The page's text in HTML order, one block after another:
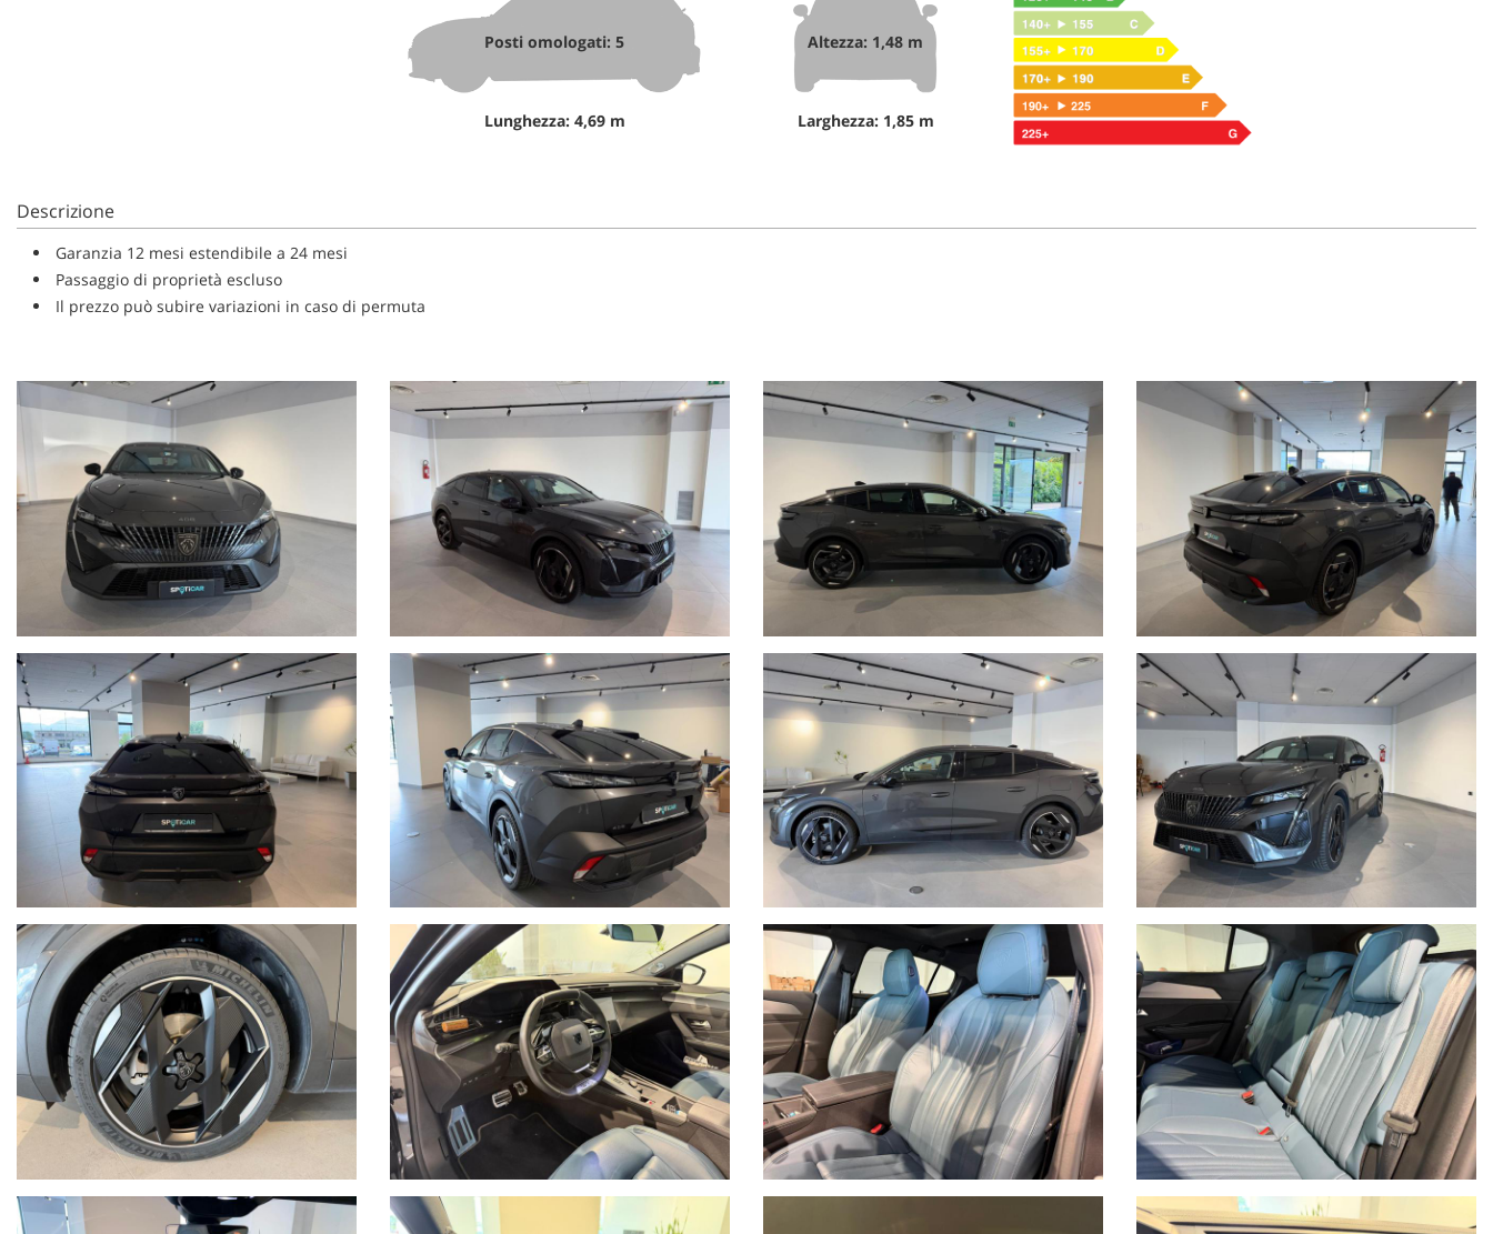
Posti omologati: 5
Lunghezza: 4,69 m
Altezza: 1,48 m
Larghezza: 1,85 m
Descrizione
Garanzia 12 mesi estendibile a 24 mesi
Passaggio di proprietà escluso
Il prezzo può subire variazioni in caso di permuta